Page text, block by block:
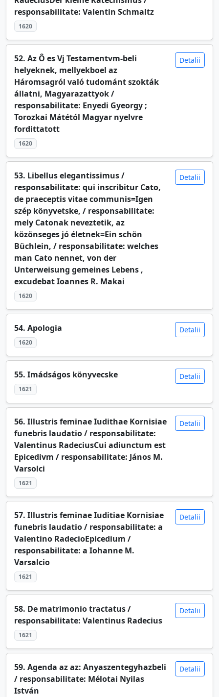
responsabilitate: Valentin Schmaltz
1620
52. Az Ô es Vj Testamentvm-beli
helyeknek, mellyekboel az
Háromsagról való tudománt szokták
állatni, Magyarazattyok /
responsabilitate: Enyedi Gyeorgy ;
Torozkai Mátétól Magyar nyelvre
fordittatott
1620
Detalii
53. Libellus elegantissimus /
responsabilitate: qui inscribitur Cato,
de praeceptis vitae communis=Igen
szép könyvetske, / responsabilitate:
mely Catonak neveztetik, az
közönseges jó életnek=Ein schön
Büchlein, / responsabilitate: welches
man Cato nennet, von der
Unterweisung gemeines Lebens ,
excudebat Ioannes R. Makai
1620
Detalii
54. Apologia
1620
Detalii
55. Imádságos könyvecske
1621
Detalii
56. Illustris feminae Iudithae Kornisiae
funebris laudatio / responsabilitate:
Valentinus RadeciusCui adiunctum est
Epicedivm / responsabilitate: János M.
Varsolci
1621
Detalii
57. Illustris feminae Iuditiae Kornisiae
funebris laudatio / responsabilitate: a
Valentino RadecioEpicedium /
responsabilitate: a Iohanne M.
Varsalcio
1621
Detalii
58. De matrimonio tractatus /
responsabilitate: Valentinus Radecius
1621
Detalii
59. Agenda az az: Anyaszentegyhazbeli
/ responsabilitate: Mélotai Nyilas
István
Detalii